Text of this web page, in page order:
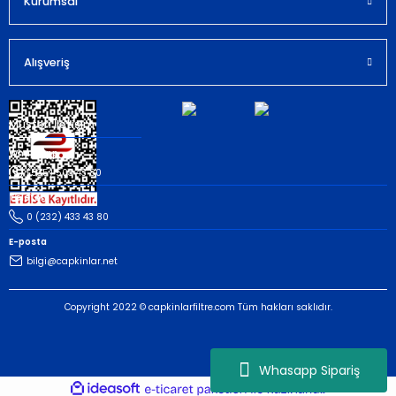
Whasapp Sipariş
Alışveriş
Müşteri İletişim
Whatsapp
(535) 503 43 80
Telefon
0 (232) 433 43 80
E-posta
bilgi@capkinlar.net
Copyright 2022 © capkinlarfiltre.com Tüm hakları saklıdır.
ideasoft